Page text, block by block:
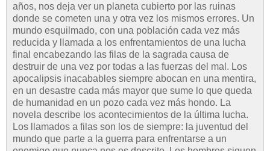
años, nos deja ver un planeta cubierto por las ruinas
donde se cometen una y otra vez los mismos errores. Un
mundo esquilmado, con una población cada vez más
reducida y llamada a los enfrentamientos de una lucha
final encabezando las filas de la sagrada causa de
destruir de una vez por todas a las fuerzas del mal. Los
apocalipsis inacabables siempre abocan en una mentira,
en un desastre cada más mayor que sume lo que queda
de humanidad en un pozo cada vez más hondo. La
novela describe los acontecimientos de la última lucha.
Los llamados a filas son los de siempre: la juventud del
mundo que parte a la guerra para enfrentarse a un